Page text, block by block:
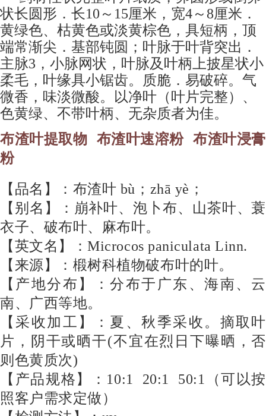
状长圆形．长10～15厘米，宽4～8厘米．
黄绿色、枯黄色或淡黄棕色，具短柄，顶
端常渐尖．基部钝圆；叶脉于叶背突出．
主脉3，小脉网状，叶脉及叶柄上披星状小
柔毛，叶缘具小锯齿。质脆．易破碎。气
微香，味淡微酸。以净叶（叶片完整）、
色黄绿、不带叶柄、无杂质者为佳。
布渣叶提取物 布渣叶速溶粉布渣叶浸膏
粉
【品名】：布渣叶 bù；zhā yè；
【别名】：崩补叶、泡卜布、山茶叶、蓑
衣子、破布叶、麻布叶。
【英文名】：Microcos paniculata Linn.
【来源】：椴树科植物破布叶的叶。
【产地分布】：分布于广东、海南、云
南、广西等地。
【采收加工】：夏、秋季采收。摘取叶
片，阴干或晒干(不宜在烈日下曝晒，否
则色黄质次)
【产品规格】：10:1 20:1 50:1（可以按
照客户需求定做）